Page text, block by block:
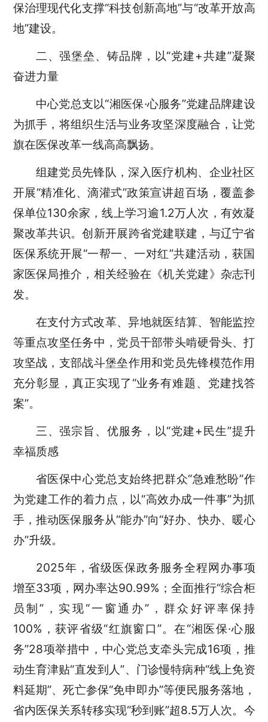
保治理现代化支撑“科技创新高地”与“改革开放高
地”建设。
二、强堡垒、铸品牌，以“党建+共建”凝聚
奋进力量
中心党总支以“湘医保·心服务”党建品牌建设
为抓手，将组织生活与业务攻坚深度融合，让党
旗在医保改革一线高高飘扬。
组建党员先锋队，深入医疗机构、企业社区
开展“精准化、滴灌式”政策宣讲超百场，覆盖参
保单位130余家，线上学习逾1.2万人次，有效凝
聚改革共识。创新开展跨省党建联建，与辽宁省
医保系统开展“一帮一、一对红”共建活动，获国
家医保局推介，相关经验在《机关党建》杂志刊
发。
在支付方式改革、异地就医结算、智能监控
等重点攻坚任务中，党员干部带头啃硬骨头、打
攻坚战，支部战斗堡垒作用和党员先锋模范作用
充分彰显，真正实现了 “业务有难题、党建找答
案”。
三、强宗旨、优服务，以“党建+民生”提升
幸福质感
省医保中心党总支始终把群众“急难愁盼”作
为党建工作的着力点，以“高效办成一件事”为抓
手，推动医保服务从“能办”向“好办、快办、暖心
办”升级。
2025年，省级医保政务服务全程网办事项
增至33项，网办率达90.99%；全面推行“综合柜
员制”，实现“一窗通办”，群众好评率保持
100%，获评省级“红旗窗口”。在“湘医保·心服
务”28项举措中， 中心党总支牵头完成16项，推
动生育津贴“直发到人”、门诊慢特病种“线上免资
料延期”、死亡参保“免申即办”等便民服务落地，
省内医保关系转移实现“秒到账”超8.5万人次。 今